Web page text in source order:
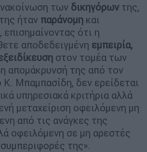
των δικηγόρων της,
ήταν παράνομη και
, επισημαίνοντας ότι η
αποδεδειγμένη εμπειρία,
στον τομέα των
απομάκρυνσή της από τον
Μπαμπασίδη, δεν ερείδεται
υπηρεσιακά κριτήρια αλλά
μεταχείριση οφειλόμενη μη
από τις ανάγκες της
οφειλόμενη σε μη αρεστές
της».